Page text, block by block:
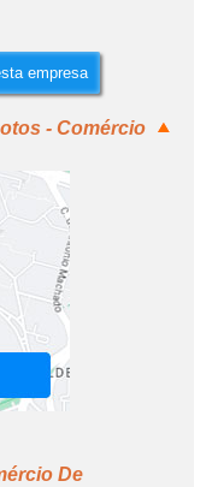
empresa
- Comércio
De